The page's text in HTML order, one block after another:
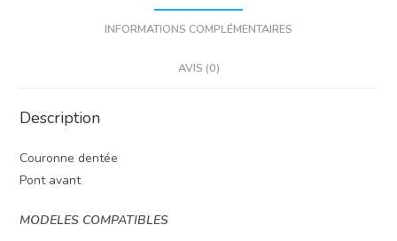
INFORMATIONS COMPLÉMENTAIRES
AVIS (0)
Description
Couronne dentée
Pont avant
MODELES COMPATIBLES